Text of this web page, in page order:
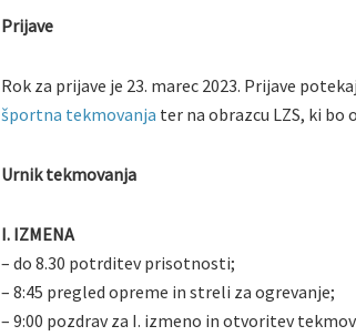
Prijave
Rok za prijave je 23. marec 2023. Prijave
športna tekmovanja ter na obrazcu LZS, ki
Urnik tekmovanja
I. IZMENA
– do 8.30 potrditev prisotnosti;
– 8:45 pregled opreme in streli za ogrevanje;
– 9:00 pozdrav za I. izmeno in otvoritev